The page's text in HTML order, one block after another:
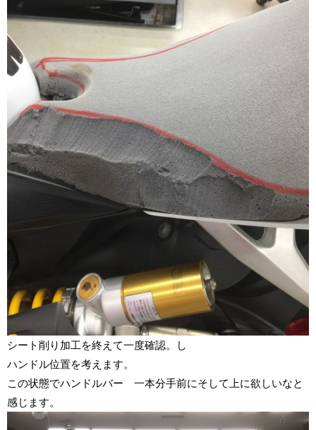
シート削り加工を終えて一度確認。し
ハンドル位置を考えます。
この状態でハンドルバー 一本分手前にそして上に欲しいなと
感じます。